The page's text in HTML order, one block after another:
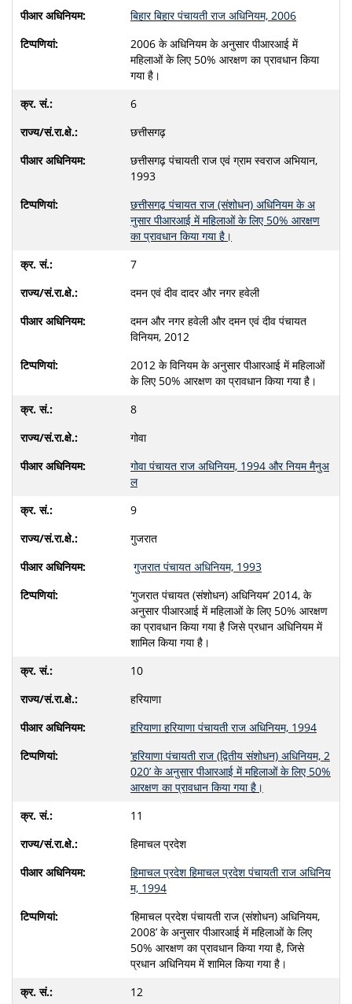
बिहार बिहार पंचायती राज अधिनियम, 2006
2006 के अधिनियम के अनुसार पीआरआई में
महिलाओं के लिए 50% आरक्षण का प्रावधान किया
गया है।
6
छत्तीसगढ़
छत्तीसगढ़ पंचायती राज एवं ग्राम स्वराज अभियान,
1993
छत्तीसगढ़ पंचायत राज (संशोधन) अधिनियम के अ
नुसार पीआरआई में महिलाओं के लिए 50% आरक्षण
का प्रावधान किया गया है।
7
दमन एवं दीव दादर और नगर हवेली
दमन और नगर हवेली और दमन एवं दीव पंचायत
विनियम, 2012
2012 के विनियम के अनुसार पीआरआई में महिलाओं
के लिए 50% आरक्षण का प्रावधान किया गया है।
8
गोवा
गोवा पंचायत राज अधिनियम, 1994 और नियम मैनुअ
ल
9
गुजरात
गुजरात पंचायत अधिनियम, 1993
‘गुजरात पंचायत (संशोधन) अधिनियम’ 2014, के
अनुसार पीआरआई में महिलाओं के लिए 50% आरक्षण
का प्रावधान किया गया है जिसे प्रधान अधिनियम में
शामिल किया गया है।
10
हरियाणा
हरियाणा हरियाणा पंचायती राज अधिनियम, 1994
‘हरियाणा पंचायती राज (द्वितीय संशोधन) अधिनियम, 2
020’ के अनुसार पीआरआई में महिलाओं के लिए 50%
आरक्षण का प्रावधान किया गया है।
11
हिमाचल प्रदेश
हिमाचल प्रदेश हिमाचल प्रदेश पंचायती राज अधिनिय
म, 1994
‘हिमाचल प्रदेश पंचायती राज (संशोधन) अधिनियम,
2008’ के अनुसार पीआरआई में महिलाओं के लिए
50% आरक्षण का प्रावधान किया गया है, जिसे
प्रधान अधिनियम में शामिल किया गया है।
12